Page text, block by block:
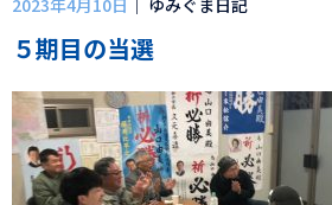
2023年4月10日 ｜ ゆみぐま日記
５期目の当選